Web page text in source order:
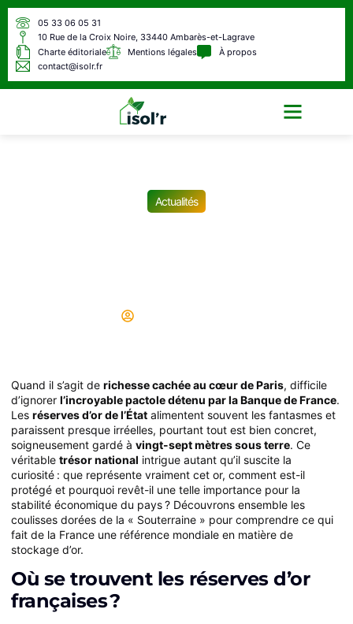
05 33 06 05 31
10 Rue de la Croix Noire, 33440 Ambarès-et-Lagrave
Charte éditoriale
Mentions légales
À propos
contact@isolr.fr
Actualités
Quand il s’agit de richesse cachée au cœur de Paris, difficile
d’ignorer l’incroyable pactole détenu par la Banque de France.
Les réserves d’or de l’État alimentent souvent les fantasmes et
paraissent presque irréelles, pourtant tout est bien concret,
soigneusement gardé à vingt-sept mètres sous terre. Ce
véritable trésor national intrigue autant qu’il suscite la
curiosité : que représente vraiment cet or, comment est-il
protégé et pourquoi revêt-il une telle importance pour la
stabilité économique du pays ? Découvrons ensemble les
coulisses dorées de la « Souterraine » pour comprendre ce qui
fait de la France une référence mondiale en matière de
stockage d’or.
Où se trouvent les réserves d’or
françaises ?